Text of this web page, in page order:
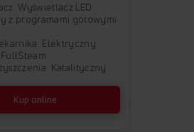
Wyświetlacz LED
z programami gotowymi
Elektryczny
Katalityczny
Kup online